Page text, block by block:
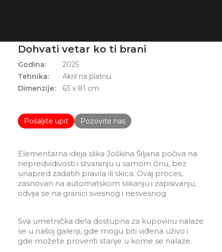
Dohvati vetar ko ti brani
Godina:
2025
Tehnika:
Akril na platnu
Dimenzije:
63 x 81 cm
Pošaljite upit Pozovite nas
Elementarna ideja slika Joškina Šiljana počiva na
nepredvidivosti i stvaranju u samom činu, bez
unapred zadatih pravila ili skica. Ovaj proces,
zasnovan na automatskom slikanju i zapisivanju,
odvija se na granici svesnog i nesvesnog.
Sva umetnička dela dostupna za kupovinu nalaze
se u našoj galeriji, gde mogu biti viđena uživo i
gde možete proveriti stanje u kome se nalaze.